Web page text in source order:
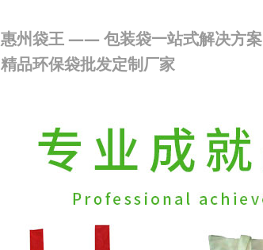
惠州袋王 —— 包装袋一站式解决方案
精品环保袋批发定制厂家